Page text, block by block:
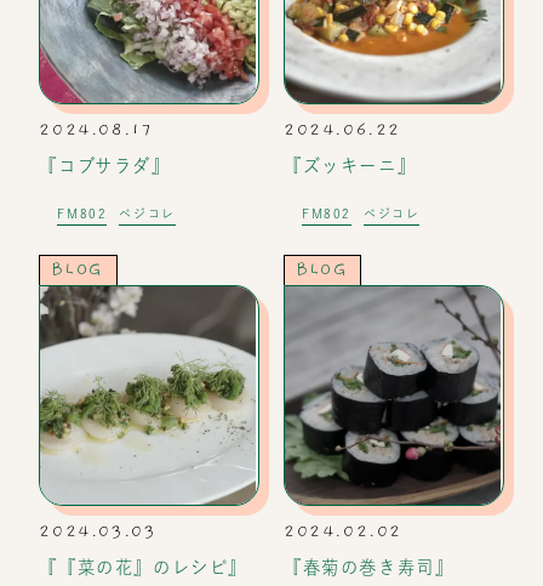
2024.08.17
『コブサラダ』
FM802 ベジコレ
2024.06.22
『ズッキーニ』
FM802 ベジコレ
BLOG
2024.03.03
『『菜の花』のレシピ』
BLOG
2024.02.02
『春菊の巻き寿司』